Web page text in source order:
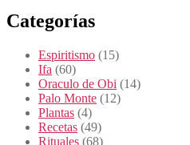
Categorías
Espiritismo (15)
Ifa (60)
Oraculo de Obi (14)
Palo Monte (12)
Plantas (4)
Recetas (49)
Rituales (68)